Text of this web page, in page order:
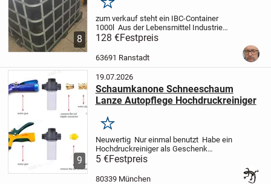
8
Merken
zum verkauf steht ein IBC-Container
1000l Aus der Lebensmittel Industrie
gewesen.Schwarz . top sauber wurde
nur 1x verwendet danach professionell
gereinigt undgeprüft. er ist mit einer
225mm...
128 €Festpreis
63691 Ranstadt
9
19.07.2026
Schaumkanone Schneeschaum
Lanze Autopflege Hochdruckreiniger
Merken
Neuwertig Nur einmal benutzt Habe ein
Hochdruckreiniger als Geschenk
bekommen deshalb der Verkauf
Verkaufe meine Schaumkanone für die
professionelle Autowäsche. Das
5 €Festpreis
80339 München